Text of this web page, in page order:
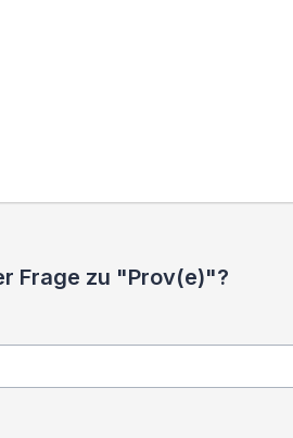
Frage zu "Prov(e)"?